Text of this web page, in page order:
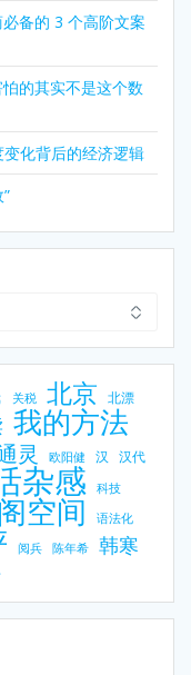
备的 3 个高阶文案
的其实不是这个数
化背后的经济逻辑
关税 北京 北漂
我的方法
灵 欧阳健 汉 汉代
杂感 科技
空间 语法化
阅兵 陈年希 韩寒